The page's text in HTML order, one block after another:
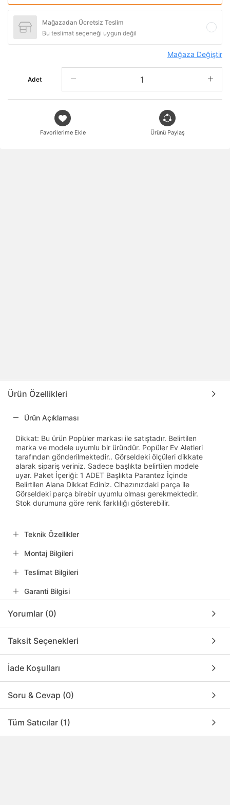
Mağazadan Ücretsiz Teslim
Bu teslimat seçeneği uygun değil
Mağaza Değiştir
Adet
Favorilerime Ekle Ürünü Paylaş
Ürün Özellikleri
Ürün Açıklaması
Dikkat: Bu ürün Popüler markası ile satıştadır. Belirtilen
marka ve modele uyumlu bir üründür. Popüler Ev Aletleri
tarafından gönderilmektedir.. Görseldeki ölçüleri dikkate
alarak sipariş veriniz. Sadece başlıkta belirtilen modele
uyar. Paket İçeriği: 1 ADET Başlıkta Parantez İçinde
Belirtilen Alana Dikkat Ediniz. Cihazınızdaki parça ile
Görseldeki parça birebir uyumlu olması gerekmektedir.
Stok durumuna göre renk farklılığı gösterebilir.
Teknik Özellikler
Montaj Bilgileri
Teslimat Bilgileri
Garanti Bilgisi
Yorumlar (0)
Taksit Seçenekleri
İade Koşulları
Soru & Cevap (0)
Tüm Satıcılar (1)